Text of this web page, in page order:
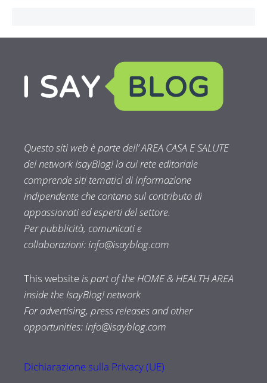
Questo siti web è parte dell’ AREA CASA E SALUTE
del network IsayBlog! la cui rete editoriale
comprende siti tematici di informazione
indipendente che contano sul contributo di
appassionati ed esperti del settore.
Per pubblicità, comunicati e
collaborazioni:info@isayblog.com
This websiteis part of the HOME & HEALTH AREA
inside the IsayBlog! network
For advertising, press releases and other
opportunities:info@isayblog.com
Dichiarazione sulla Privacy (UE)